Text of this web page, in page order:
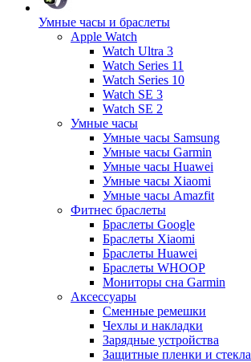
Умные часы и браслеты
Apple Watch
Watch Ultra 3
Watch Series 11
Watch Series 10
Watch SE 3
Watch SE 2
Умные часы
Умные часы Samsung
Умные часы Garmin
Умные часы Huawei
Умные часы Xiaomi
Умные часы Amazfit
Фитнес браслеты
Браслеты Google
Браслеты Xiaomi
Браслеты Huawei
Браслеты WHOOP
Мониторы сна Garmin
Аксессуары
Сменные ремешки
Чехлы и накладки
Зарядные устройства
Защитные пленки и стекла